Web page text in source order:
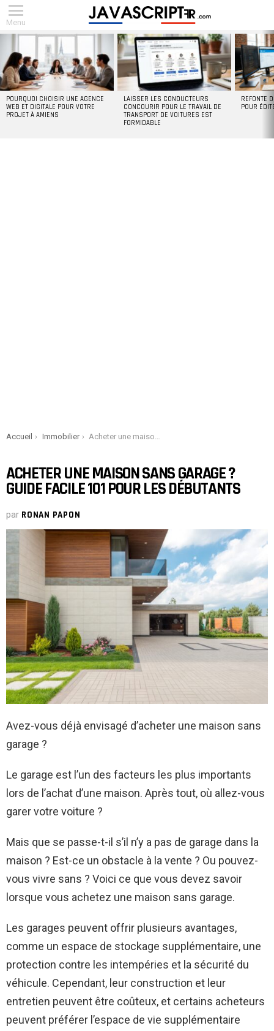
Menu
POURQUOI CHOISIR UNE AGENCE
WEB ET DIGITALE POUR VOTRE
PROJET À AMIENS
LAISSER LES CONDUCTEURS
CONCOURIR POUR LE TRAVAIL DE
TRANSPORT DE VOITURES EST
FORMIDABLE
REFONTE
POUR
You are here:
Accueil Immobilier Acheter une maison sans garage ? Guide facile 101 pour les débutants
ACHETER UNE MAISON SANS GARAGE ?
GUIDE FACILE 101 POUR LES DÉBUTANTS
par RONAN PAPON
Avez-vous déjà envisagé d’acheter une maison sans
garage ?
Le garage est l’un des facteurs les plus importants
lors de l’achat d’une maison. Après tout, où allez-vous
garer votre voiture ?
Mais que se passe-t-il s’il n’y a pas de garage dans la
maison ? Est-ce un obstacle à la vente ? Ou pouvez-
vous vivre sans ? Voici ce que vous devez savoir
lorsque vous achetez une maison sans garage.
Les garages peuvent offrir plusieurs avantages,
comme un espace de stockage supplémentaire, une
protection contre les intempéries et la sécurité du
véhicule. Cependant, leur construction et leur
entretien peuvent être coûteux, et certains acheteurs
peuvent préférer l’espace de vie supplémentaire